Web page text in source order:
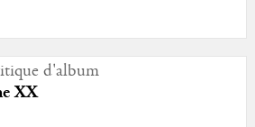
d'album
XX